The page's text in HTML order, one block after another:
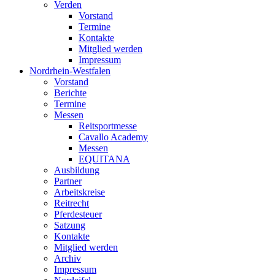
Verden
Vorstand
Termine
Kontakte
Mitglied werden
Impressum
Nordrhein-Westfalen
Vorstand
Berichte
Termine
Messen
Reitsportmesse
Cavallo Academy
Messen
EQUITANA
Ausbildung
Partner
Arbeitskreise
Reitrecht
Pferdesteuer
Satzung
Kontakte
Mitglied werden
Archiv
Impressum